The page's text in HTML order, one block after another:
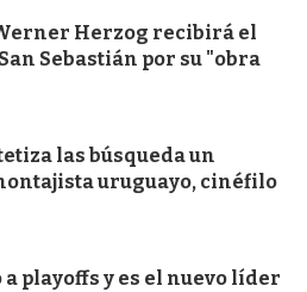
Herzog recibirá el
Sebastián por su "obra
las búsqueda un
uruguayo, cinéfilo
playoffs y es el nuevo líder